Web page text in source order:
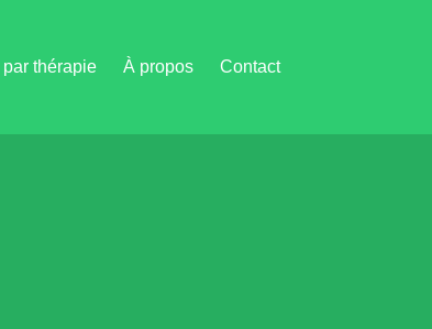
thérapie À propos Contact